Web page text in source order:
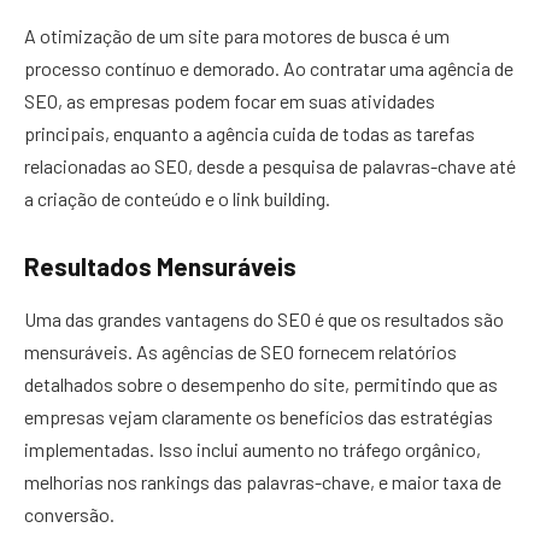
A otimização de um site para motores de busca é um
processo contínuo e demorado. Ao contratar uma agência de
SEO, as empresas podem focar em suas atividades
principais, enquanto a agência cuida de todas as tarefas
relacionadas ao SEO, desde a pesquisa de palavras-chave até
a criação de conteúdo e o link building.
Resultados Mensuráveis
Uma das grandes vantagens do SEO é que os resultados são
mensuráveis. As agências de SEO fornecem relatórios
detalhados sobre o desempenho do site, permitindo que as
empresas vejam claramente os benefícios das estratégias
implementadas. Isso inclui aumento no tráfego orgânico,
melhorias nos rankings das palavras-chave, e maior taxa de
conversão.